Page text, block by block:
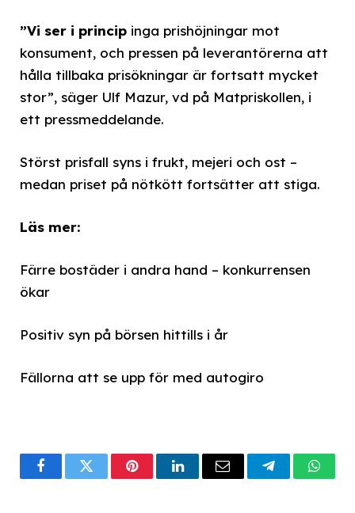
”Vi ser i princip inga prishöjningar mot
konsument, och pressen på leverantörerna att
hålla tillbaka prisökningar är fortsatt mycket
stor”, säger Ulf Mazur, vd på Matpriskollen, i
ett pressmeddelande.
Störst prisfall syns i frukt, mejeri och ost –
medan priset på nötkött fortsätter att stiga.
Läs mer:
Färre bostäder i andra hand – konkurrensen
ökar
Positiv syn på börsen hittills i år
Fällorna att se upp för med autogiro
FacebookTwitterPinterestLinkedInEmail Telegram